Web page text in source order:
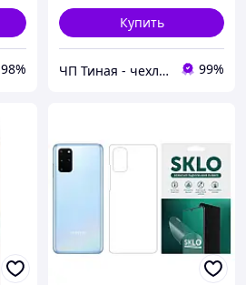
98%
Купить
ЧП Тиная - чехлы и стекло для телефонов, ночники, игрушки 99%